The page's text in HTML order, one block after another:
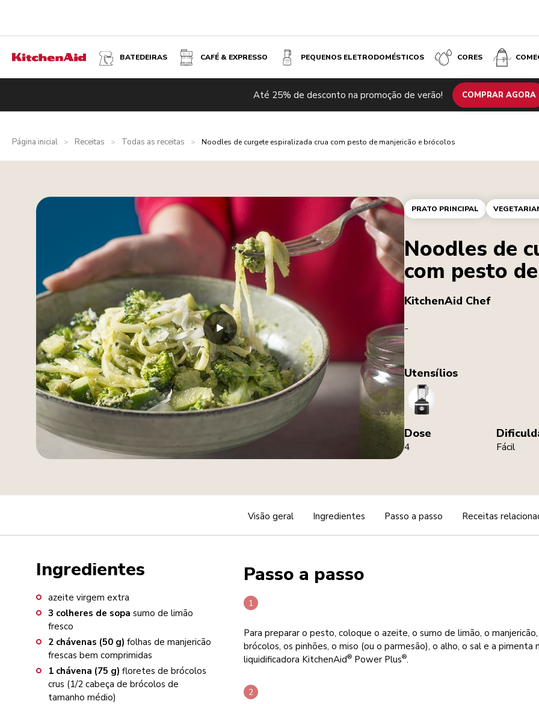
BATEDEIRAS CAFÉ & EXPRESSO PEQUENOS ELETRODOMÉSTICOS CORES
Até 25% de desconto na promoção de verão! COMPRAR AGORA
Página inicial > Receitas > Todas as receitas > Noodles de curgete espiralizada crua com pesto de manjericão e brócolos
PRATO PRINCIPAL
Noodles de
com pesto
KitchenAid Chef
-
Utensílios
Blender
Dose
4 Fácil
Visão geral Ingredientes Passo a passo Receitas
Ingredientes
azeite virgem extra
3 colheres de sopa sumo de limão
fresco
2 chávenas (50 g) folhas de manjericão
frescas bem comprimidas
1 chávena (75 g) floretes de brócolos
crus (1/2 cabeça de brócolos de
tamanho médio)
Passo a passo
Para preparar o pesto, coloque o azeite, o sumo de limão, o
brócolos, os pinhões, o miso (ou o parmesão), o alho, o sal e a pimenta
liquidificadora KitchenAid® Power Plus®.